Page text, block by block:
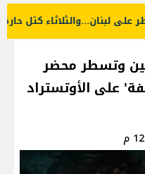
كتل حارة
وتسطر محضر
على الأوتستراد